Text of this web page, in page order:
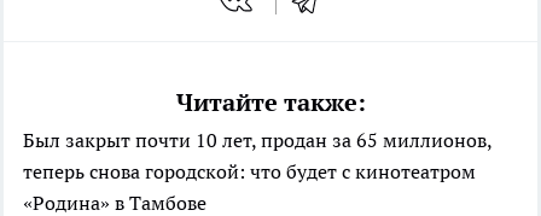
Читайте также:
Был закрыт почти 10 лет, продан за 65 миллионов,
теперь снова городской: что будет с кинотеатром
«Родина» в Тамбове